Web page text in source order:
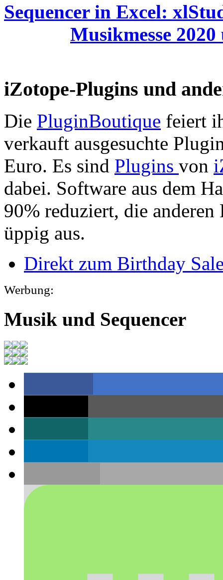
Sequencer in Excel:
Musikmesse
iZotope-Plugins und
Die PluginBoutique feiert
verkauft ausgesuchte
Euro. Es sind Plugins von
dabei. Software aus dem
90% reduziert, die
üppig aus.
Direkt zum Birthday
Werbung:
Musik und Sequencer